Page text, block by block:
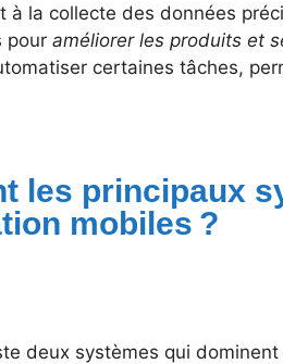
à la collecte des données
pour améliorer les produits et
certaines tâches,
les principaux
mobiles ?
deux systèmes qui